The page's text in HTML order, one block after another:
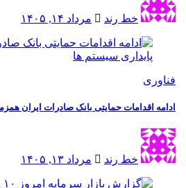
خط رند مرداد ۱۴, ۱۴۰۵
حمایتی بانک صادرات ایران همزمان با
خط رند مرداد ۱۳, ۱۴۰۵